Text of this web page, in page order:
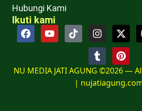
Hubungi Kami
Ikuti kami
NU MEDIA JATI AGUNG ©2026 —
|